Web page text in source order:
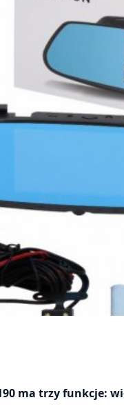
ma trzy funkcje: